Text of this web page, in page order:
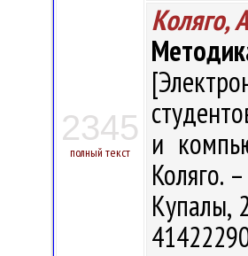
2345
полный текст
Коляго,
и
Коляго.
Купалы,